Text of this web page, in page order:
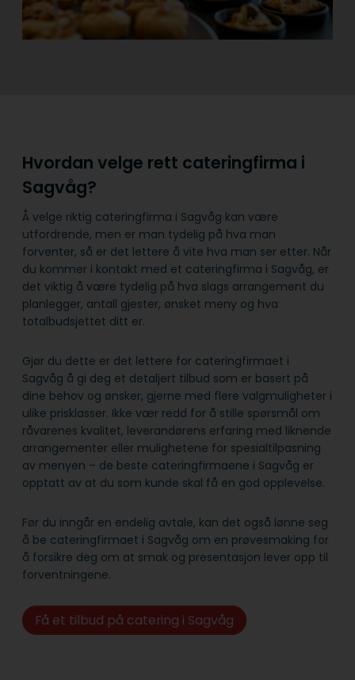
Hvordan velge rett cateringfirma i
Sagvåg?
Å velge riktig cateringfirma i Sagvåg kan være
utfordrende, men er man tydelig på hva man
forventer, så er det lettere å vite hva man ser etter. Når
du kommer i kontakt med et cateringfirma i Sagvåg, er
det viktig å være tydelig på hva slags arrangement du
planlegger, antall gjester, ønsket meny og hva
totalbudsjettet ditt er.
Gjør du dette er det lettere for cateringfirmaet i
Sagvåg å gi deg et detaljert tilbud som er basert på
dine behov og ønsker, gjerne med flere valgmuligheter i
ulike prisklasser. Ikke vær redd for å stille spørsmål om
råvarenes kvalitet, leverandørens erfaring med liknende
arrangementer eller mulighetene for spesialtilpasning
av menyen – de beste cateringfirmaene i Sagvåg er
opptatt av at du som kunde skal få en god opplevelse.
Før du inngår en endelig avtale, kan det også lønne seg
å be cateringfirmaet i Sagvåg om en prøvesmaking for
å forsikre deg om at smak og presentasjon lever opp til
forventningene.
Få et tilbud på catering i Sagvåg